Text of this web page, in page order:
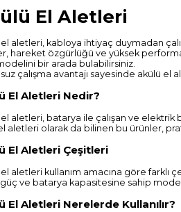
El Aletleri
aletleri, kabloya ihtiyaç duymadan
hareket özgürlüğü ve yüksek
bir arada bulabilirsiniz.
çalışma avantajı sayesinde akülü el
El Aletleri Nedir?
aletleri, batarya ile çalışan ve elektrik
aletleri olarak da bilinen bu ürünler,
El Aletleri Çeşitleri
aletleri kullanım amacına göre farklı
güç ve batarya kapasitesine sahip
El Aletleri Nerelerde Kullanılır?